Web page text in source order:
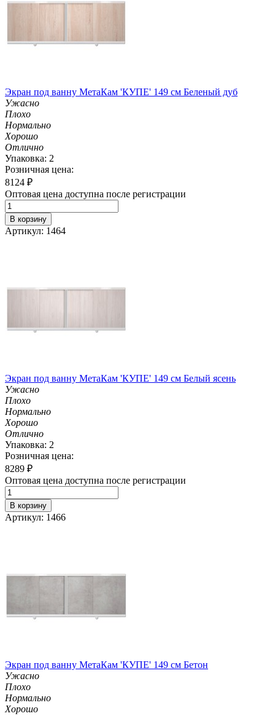
Экран под ванну МетаКам 'КУПЕ' 149 см Беленый дуб
Ужасно
Плохо
Нормально
Хорошо
Отлично
Упаковка: 2
Розничная цена:
8124 ₽
Оптовая цена доступна после регистрации
В корзину
Артикул: 1464
Экран под ванну МетаКам 'КУПЕ' 149 см Белый ясень
Ужасно
Плохо
Нормально
Хорошо
Отлично
Упаковка: 2
Розничная цена:
8289 ₽
Оптовая цена доступна после регистрации
В корзину
Артикул: 1466
Экран под ванну МетаКам 'КУПЕ' 149 см Бетон
Ужасно
Плохо
Нормально
Хорошо